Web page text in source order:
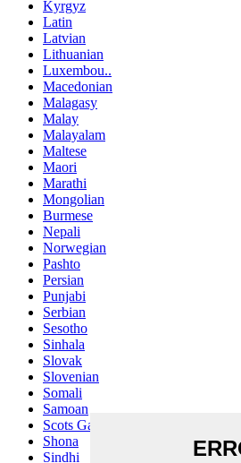
Kyrgyz
Latin
Latvian
Lithuanian
Luxembou..
Macedonian
Malagasy
Malay
Malayalam
Maltese
Maori
Marathi
Mongolian
Burmese
Nepali
Norwegian
Pashto
Persian
Punjabi
Serbian
Sesotho
Sinhala
Slovak
Slovenian
Somali
Samoan
Scots Gaelic
Shona
Sindhi